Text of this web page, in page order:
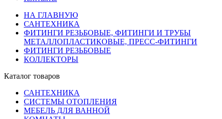
НА ГЛАВНУЮ
САНТЕХНИКА
ФИТИНГИ РЕЗЬБОВЫЕ, ФИТИНГИ И ТРУБЫ
МЕТАЛЛОПЛАСТИКОВЫЕ, ПРЕСС-ФИТИНГИ
ФИТИНГИ РЕЗЬБОВЫЕ
КОЛЛЕКТОРЫ
Каталог товаров
САНТЕХНИКА
СИСТЕМЫ ОТОПЛЕНИЯ
МЕБЕЛЬ ДЛЯ ВАННОЙ